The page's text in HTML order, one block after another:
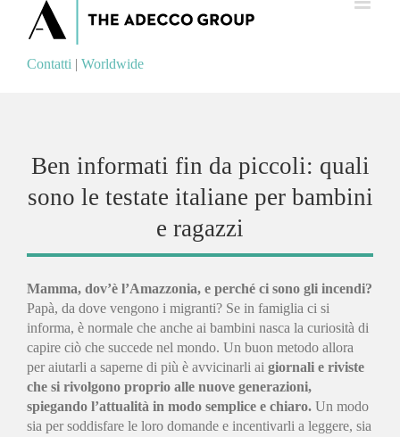
Contatti Worldwide
Contatti | Worldwide
Ben informati fin da piccoli: quali
sono le testate italiane per bambini
e ragazzi
Mamma, dov’è l’Amazzonia, e perché ci sono gli incendi?
Papà, da dove vengono i migranti? Se in famiglia ci si
informa, è normale che anche ai bambini nasca la curiosità di
capire ciò che succede nel mondo. Un buon metodo allora
per aiutarli a saperne di più è avvicinarli ai giornali e riviste
che si rivolgono proprio alle nuove generazioni,
spiegando l’attualità in modo semplice e chiaro. Un modo
sia per soddisfare le loro domande e incentivarli a leggere, sia